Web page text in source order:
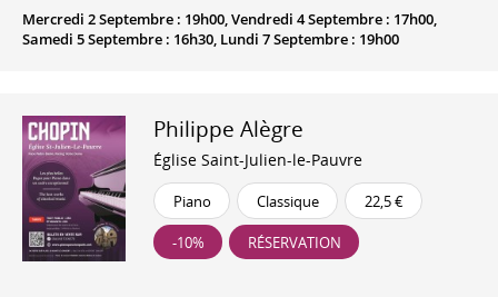
Mercredi 2 Septembre : 19h00, Vendredi 4 Septembre : 17h00,
Samedi 5 Septembre : 16h30, Lundi 7 Septembre : 19h00
Philippe Alègre
Église Saint-Julien-le-Pauvre
Piano Classique 22,5 €
-10% RÉSERVATION